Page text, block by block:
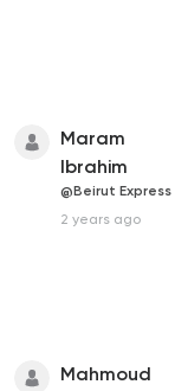
Maram
Ibrahim
@Beirut Express
2 years ago
Mahmoud